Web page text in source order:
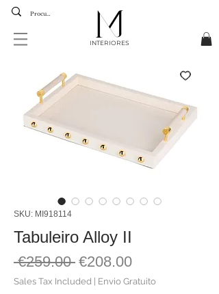
INTERIORES
SKU: MI918114
Tabuleiro Alloy II
€259.00 Regular
Price
€208.00Sale
Price
Sales Tax Included Envio Gratuito